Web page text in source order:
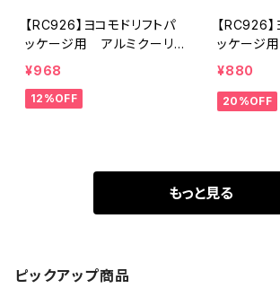
【RC926】ヨコモドリフトパ
ッケージ用 アルミクーリ
ングモーターオフセットスペ
ミクーリングモータースペ
¥968
12%OFF
【RC926
ッケージ
ングモータ
ミクーリ
¥880
20%OFF
もっと見る
ピックアップ商品